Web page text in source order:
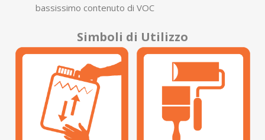
bassissimo contenuto di VOC
Simboli di Utilizzo